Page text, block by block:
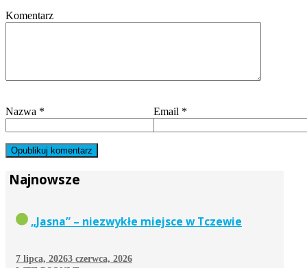
Komentarz
Nazwa * Email *
Najnowsze
„Jasna” – niezwykłe miejsce w Tczewie
7 lipca, 20263 czerwca, 2026